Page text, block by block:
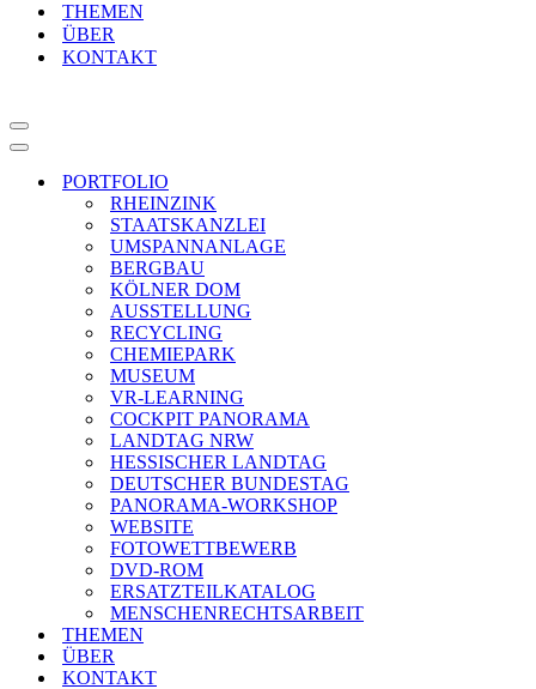
THEMEN
ÜBER
KONTAKT
Navigationsmenü
Navigationsmenü
PORTFOLIO
RHEINZINK
STAATSKANZLEI
UMSPANNANLAGE
BERGBAU
KÖLNER DOM
AUSSTELLUNG
RECYCLING
CHEMIEPARK
MUSEUM
VR-LEARNING
COCKPIT PANORAMA
LANDTAG NRW
HESSISCHER LANDTAG
DEUTSCHER BUNDESTAG
PANORAMA-WORKSHOP
WEBSITE
FOTOWETTBEWERB
DVD-ROM
ERSATZTEILKATALOG
MENSCHENRECHTSARBEIT
THEMEN
ÜBER
KONTAKT